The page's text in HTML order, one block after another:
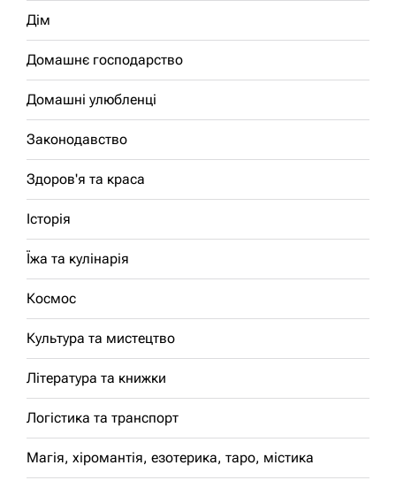
Дім
Домашнє господарство
Домашні улюбленці
Законодавство
Здоров'я та краса
Історія
Їжа та кулінарія
Космос
Культура та мистецтво
Література та книжки
Логістика та транспорт
Магія, хіромантія, езотерика, таро, містика